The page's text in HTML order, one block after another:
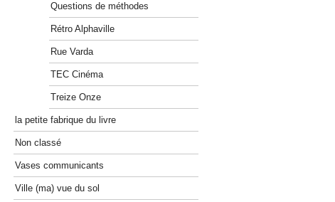
Questions de méthodes
Rétro Alphaville
Rue Varda
TEC Cinéma
Treize Onze
la petite fabrique du livre
Non classé
Vases communicants
Ville (ma) vue du sol